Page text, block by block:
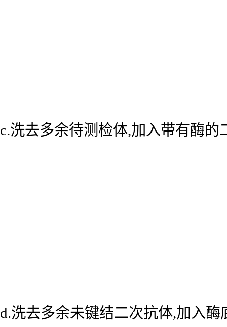
c.洗去多余待测检体,加入带有酶
d.洗去多余未键结二次抗体,加入